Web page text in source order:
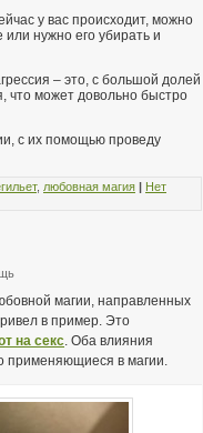
у вас происходит, можно
нужно его убирать и
– это, с большой долей
что может довольно быстро
с их помощью проведу
, любовная магия | Нет
магии, направленных
в пример. Это
на секс. Оба влияния
применяющиеся в магии.